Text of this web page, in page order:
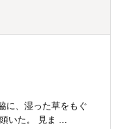
に、湿った草をもぐ
いた。 見ま ...